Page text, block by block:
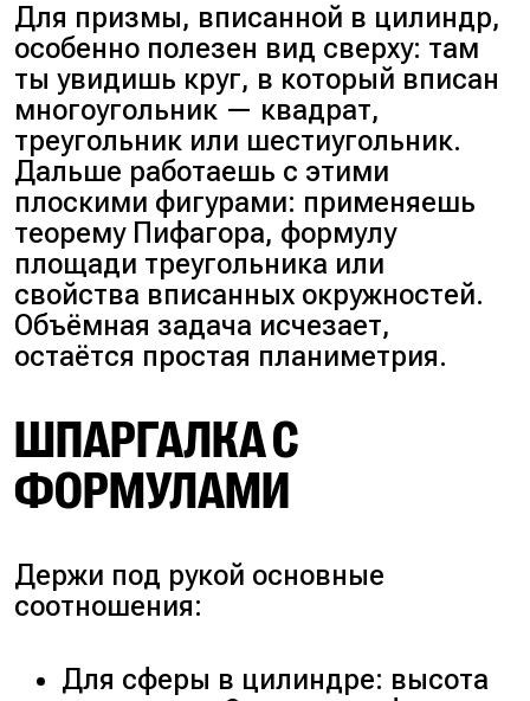
Для призмы, вписанной в цилиндр,
особенно полезен вид сверху: там
ты увидишь круг, в который вписан
многоугольник — квадрат,
треугольник или шестиугольник.
Дальше работаешь с этими
плоскими фигурами: применяешь
теорему Пифагора, формулу
площади треугольника или
свойства вписанных окружностей.
Объёмная задача исчезает,
остаётся простая планиметрия.
ШПАРГАЛКА С
ФОРМУЛАМИ
Держи под рукой основные
соотношения:
Для сферы в цилиндре: высота